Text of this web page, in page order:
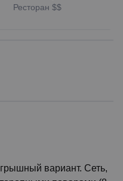
Ресторан $$
вариант. Сеть,